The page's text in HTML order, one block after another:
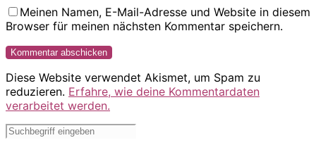
Meinen Namen, E-Mail-Adresse und Website in diesem
Browser für meinen nächsten Kommentar speichern.
Diese Website verwendet Akismet, um Spam zu
reduzieren. Erfahre, wie deine Kommentardaten
verarbeitet werden.